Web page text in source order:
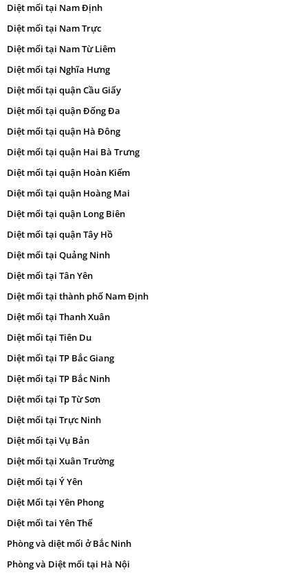
Diệt mối tại Nam Định
Diệt mối tại Nam Trực
Diệt mối tại Nam Từ Liêm
Diệt mối tại Nghĩa Hưng
Diệt mối tại quận Cầu Giấy
Diệt mối tại quận Đống Đa
Diệt mối tại quận Hà Đông
Diệt mối tại quận Hai Bà Trưng
Diệt mối tại quận Hoàn Kiếm
Diệt mối tại quận Hoàng Mai
Diệt mối tại quận Long Biên
Diệt mối tại quận Tây Hồ
Diệt mối tại Quảng Ninh
Diệt mối tại Tân Yên
Diệt mối tại thành phố Nam Định
Diệt mối tại Thanh Xuân
Diệt mối tại Tiên Du
Diệt mối tại TP Bắc Giang
Diệt mối tại TP Bắc Ninh
Diệt mối tại Tp Từ Sơn
Diệt mối tại Trực Ninh
Diệt mối tại Vụ Bản
Diệt mối tại Xuân Trường
Diệt mối tại Ý Yên
Diệt Mối tại Yên Phong
Diệt mối tai Yên Thế
Phòng và diệt mối ở Bắc Ninh
Phòng và Diệt mối tại Hà Nội